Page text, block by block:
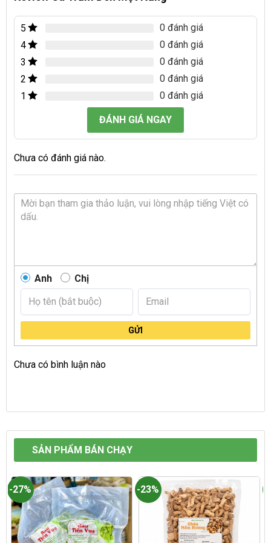
5
0 đánh giá
4
0 đánh giá
3
0 đánh giá
2
0 đánh giá
1
0 đánh giá
ĐÁNH GIÁ NGAY
Chưa có đánh giá nào.
Anh Chị
GỬI
Chưa có bình luận nào
SẢN PHẨM BÁN CHẠY
-27% -23%